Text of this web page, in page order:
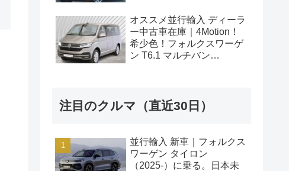
オススメ並行輸入 ディーラ
ー中古車在庫｜4Motion！
希少色！フォルクスワーゲ
ン T6.1 マルチバン
注目のクルマ（直近30日）
並行輸入 新車｜フォルクス
ワーゲン タイロン
（2025-）に乗る。日本未